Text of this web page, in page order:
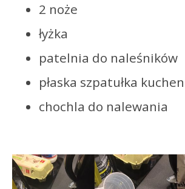
2 noże
łyżka
patelnia do naleśników
płaska szpatułka
chochla do nalewania